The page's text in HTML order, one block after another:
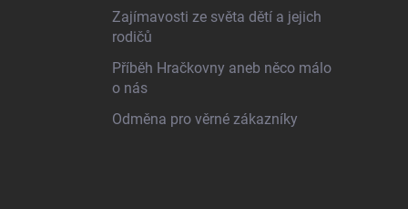
Zajímavosti ze světa dětí a jejich
rodičů
Příběh Hračkovny aneb něco málo
o nás
Odměna pro věrné zákazníky